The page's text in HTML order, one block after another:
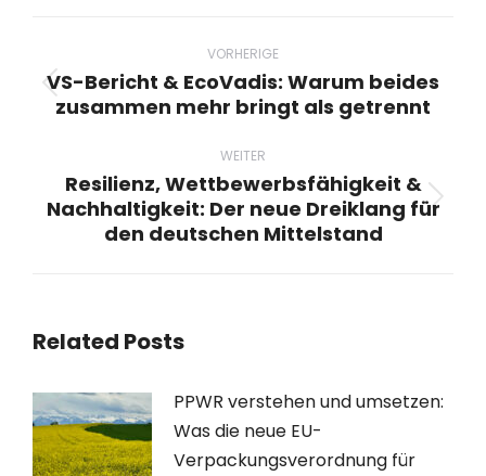
VORHERIGE
Vorheriger
Beitrag:
VS-Bericht & EcoVadis: Warum beides
zusammen mehr bringt als getrennt
WEITER
Nächster
Beitrag:
Resilienz, Wettbewerbsfähigkeit &
Nachhaltigkeit: Der neue Dreiklang für
den deutschen Mittelstand
Related Posts
PPWR verstehen und umsetzen:
Was die neue EU-
Verpackungsverordnung für